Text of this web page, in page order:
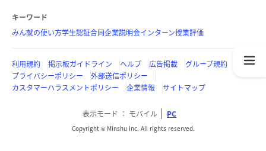
キーワード
みん就の使い方学生認証合同企業説明会インターン授業評価
利用規約 掲示板ガイドライン ヘルプ 広告掲載
グループ規約
プライバシーポリシー
外部送信ポリシー
カスタマーハラスメントポリシー
企業情報 サイトマップ
表示モード モバイル PC
Copyright © Minshu Inc. All rights reserved.